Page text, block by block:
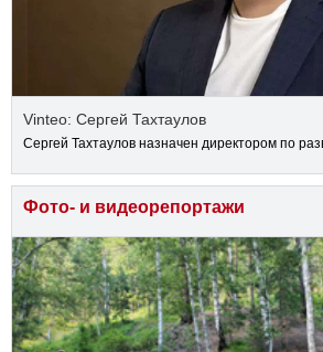
Vinteo: Сергей Тахтаулов
Сергей Тахтаулов назначен директором по
Фото- и видеорепортажи